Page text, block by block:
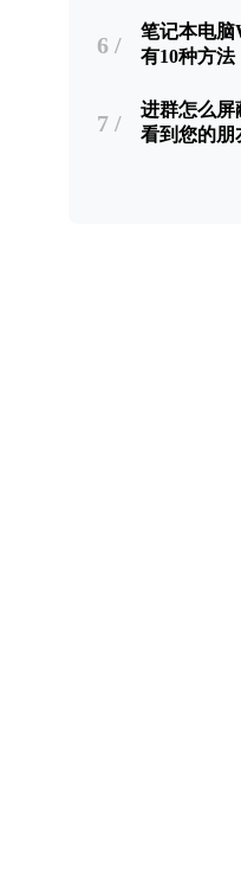
6 /
笔记本电脑
有10种方法
7 /
进群怎么屏
看到您的朋